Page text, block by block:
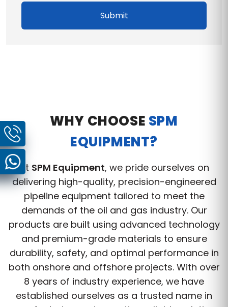
Submit
WHY CHOOSE SPM
EQUIPMENT?
At SPM Equipment, we pride ourselves on
delivering high-quality, precision-engineered
pipeline equipment tailored to meet the
demands of the oil and gas industry. Our
products are built using advanced technology
and premium-grade materials to ensure
durability, safety, and optimal performance in
both onshore and offshore projects. With over
8 years of industry experience, we have
established ourselves as a trusted name in